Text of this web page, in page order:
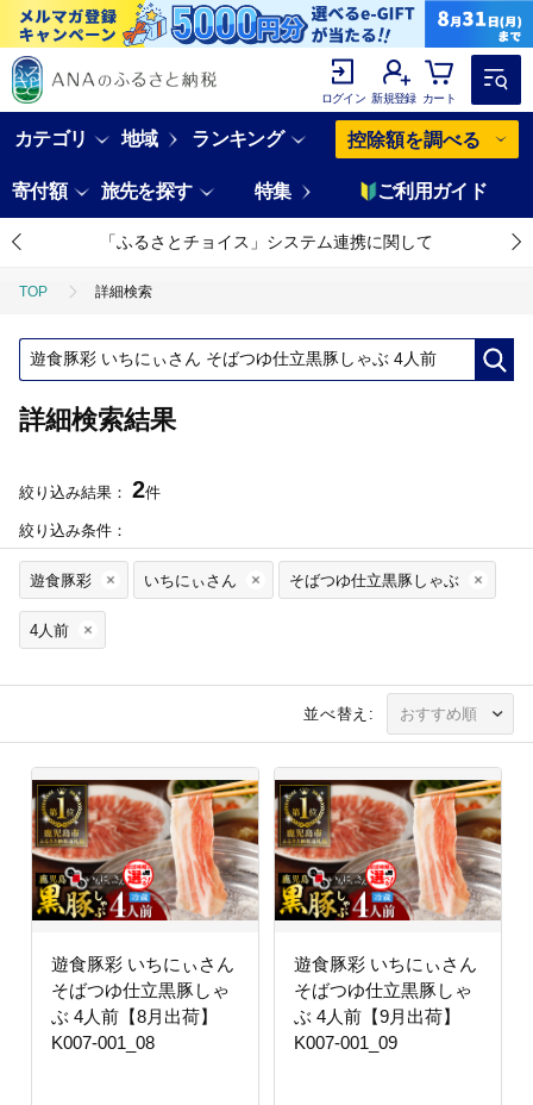
ログイン 新規登録 カート
カテゴリ 地域 ランキング 控除額を調べる
寄付額 旅先を探す 特集 ご利用ガイド
「ふるさとチョイス」システム連携に関して
TOP 詳細検索
詳細検索結果
絞り込み結果： 2件
絞り込み条件：
遊食豚彩 いちにぃさん そばつゆ仕立黒豚しゃぶ
4人前
並べ替え:
遊食豚彩 いちにぃさん
そばつゆ仕立黒豚しゃ
ぶ 4人前【8月出荷】
K007-001_08
遊食豚彩 いちにぃさん
そばつゆ仕立黒豚しゃ
ぶ 4人前【9月出荷】
K007-001_09